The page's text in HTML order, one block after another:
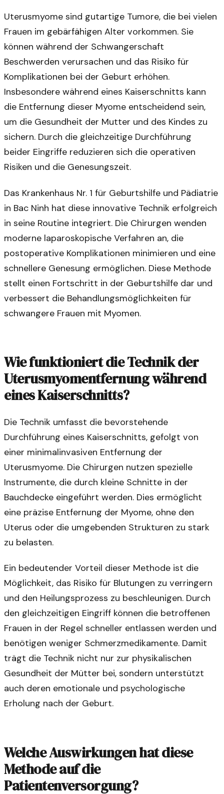
Uterusmyome sind gutartige Tumore, die bei vielen
Frauen im gebärfähigen Alter vorkommen. Sie
können während der Schwangerschaft
Beschwerden verursachen und das Risiko für
Komplikationen bei der Geburt erhöhen.
Insbesondere während eines Kaiserschnitts kann
die Entfernung dieser Myome entscheidend sein,
um die Gesundheit der Mutter und des Kindes zu
sichern. Durch die gleichzeitige Durchführung
beider Eingriffe reduzieren sich die operativen
Risiken und die Genesungszeit.
Das Krankenhaus Nr. 1 für Geburtshilfe und Pädiatrie
in Bac Ninh hat diese innovative Technik erfolgreich
in seine Routine integriert. Die Chirurgen wenden
moderne laparoskopische Verfahren an, die
postoperative Komplikationen minimieren und eine
schnellere Genesung ermöglichen. Diese Methode
stellt einen Fortschritt in der Geburtshilfe dar und
verbessert die Behandlungsmöglichkeiten für
schwangere Frauen mit Myomen.
Wie funktioniert die Technik der
Uterusmyomentfernung während
eines Kaiserschnitts?
Die Technik umfasst die bevorstehende
Durchführung eines Kaiserschnitts, gefolgt von
einer minimalinvasiven Entfernung der
Uterusmyome. Die Chirurgen nutzen spezielle
Instrumente, die durch kleine Schnitte in der
Bauchdecke eingeführt werden. Dies ermöglicht
eine präzise Entfernung der Myome, ohne den
Uterus oder die umgebenden Strukturen zu stark
zu belasten.
Ein bedeutender Vorteil dieser Methode ist die
Möglichkeit, das Risiko für Blutungen zu verringern
und den Heilungsprozess zu beschleunigen. Durch
den gleichzeitigen Eingriff können die betroffenen
Frauen in der Regel schneller entlassen werden und
benötigen weniger Schmerzmedikamente. Damit
trägt die Technik nicht nur zur physikalischen
Gesundheit der Mütter bei, sondern unterstützt
auch deren emotionale und psychologische
Erholung nach der Geburt.
Welche Auswirkungen hat diese
Methode auf die
Patientenversorgung?